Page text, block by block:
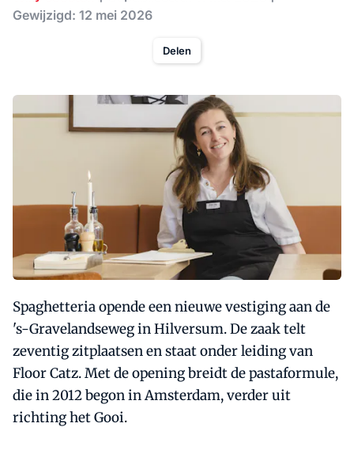
Gewijzigd: 12 mei 2026
Delen
Spaghetteria opende een nieuwe vestiging aan de
's-Gravelandseweg in Hilversum. De zaak telt
zeventig zitplaatsen en staat onder leiding van
Floor Catz. Met de opening breidt de pastaformule,
die in 2012 begon in Amsterdam, verder uit
richting het Gooi.